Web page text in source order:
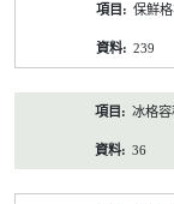
保鮮格
239
冰格容
36